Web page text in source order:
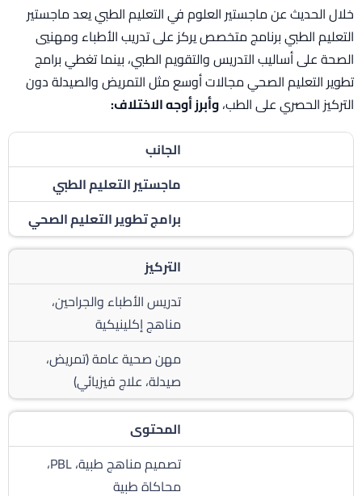
خلال الحديث عن ماجستير العلوم في التعليم الطبي يعد ماجستير
التعليم الطبي برنامج متخصص يركز على تدريب الأطباء ومهنيي
الصحة على أساليب التدريس والتقويم الطبي، بينما تغطي برامج
تطوير التعليم الصحي مجالات أوسع مثل التمريض والصيدلة دون
التركيز الحصري على الطب،وأبرز أوجه الاختلاف:
الجانب
ماجستير التعليم الطبي
برامج تطوير التعليم الصحي
التركيز
تدريس الأطباء والجراحين،
مناهج إكلينيكية
مهن صحية عامة (تمريض،
صيدلة، علاج فيزيائي)
المحتوى
تصميم مناهج طبية، PBL،
محاكاة طبية